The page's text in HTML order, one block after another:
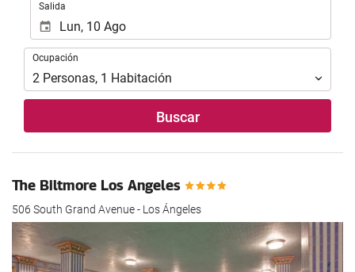
Salida
Ocupación
Ocupación
2 Personas, 1 Habitación
Buscar
The Biltmore Los Angeles
506 South Grand Avenue - Los Ángeles